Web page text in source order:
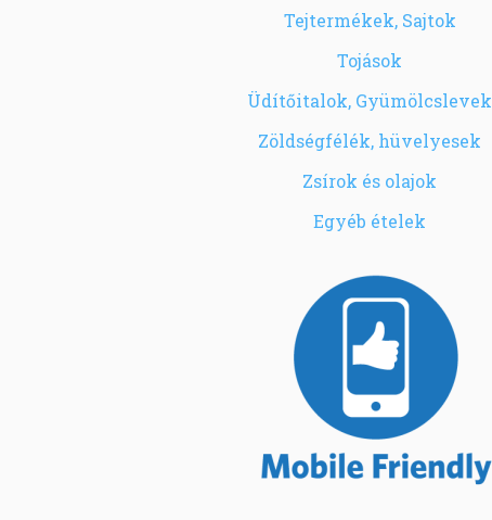
Tejtermékek, Sajtok
Tojások
Üdítőitalok, Gyümölcslevek
Zöldségfélék, hüvelyesek
Zsírok és olajok
Egyéb ételek